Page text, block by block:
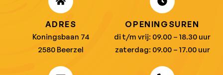
ADRES
Koningsbaan 74
2580 Beerzel
OPENINGSUREN
di t/m vrij: 09.00 – 18.30 uur
zaterdag: 09.00 – 17.00 uur